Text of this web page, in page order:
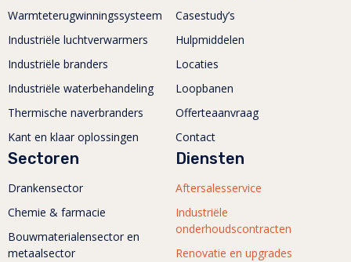
Warmteterugwinningssysteem
Industriële luchtverwarmers
Industriële branders
Industriële waterbehandeling
Thermische naverbranders
Kant en klaar oplossingen
Casestudy’s
Hulpmiddelen
Locaties
Loopbanen
Offerteaanvraag
Contact
Sectoren
Drankensector
Chemie & farmacie
Bouwmaterialensector en
metaalsector
Diensten
Aftersalesservice
Industriële
onderhoudscontracten
Renovatie en upgrades